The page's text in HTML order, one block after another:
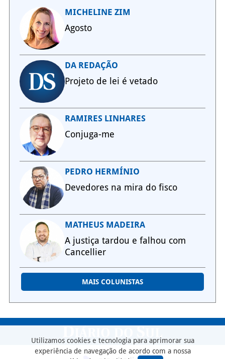
MICHELINE ZIM
Agosto
DA REDAÇÃO
Projeto de lei é vetado
RAMIRES LINHARES
Conjuga-me
PEDRO HERMÍNIO
Devedores na mira do fisco
MATHEUS MADEIRA
A justiça tardou e falhou com
Cancellier
MAIS COLUNISTAS
Utilizamos cookies e tecnologia para aprimorar sua
experiência de navegação de acordo com a nossa